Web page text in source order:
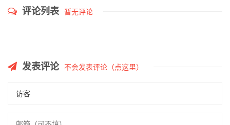
评论列表 暂无评论
发表评论 不会发表评论（点这里）